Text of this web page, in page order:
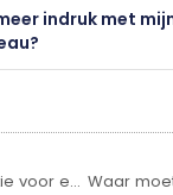
indruk met
Spouwmuurisolatie voor een rijtjeshuis